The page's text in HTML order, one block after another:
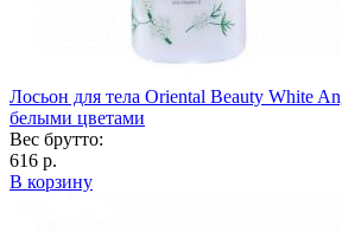
Лосьон для тела Oriental Beauty White
белыми цветами
Вес брутто:
616 р.
В корзину